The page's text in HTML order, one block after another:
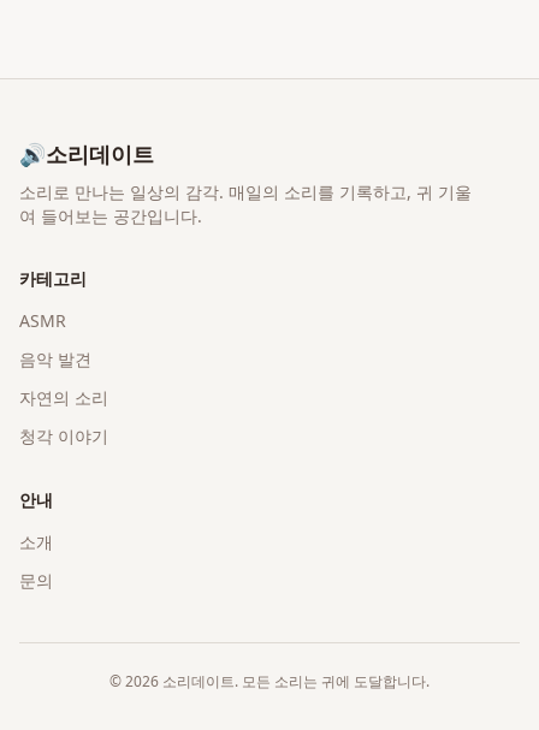
🔊소리데이트
소리로 만나는 일상의 감각. 매일의 소리를 기록하고, 귀 기울
여 들어보는 공간입니다.
카테고리
ASMR
음악 발견
자연의 소리
청각 이야기
안내
소개
문의
©2026 소리데이트. 모든 소리는 귀에 도달합니다.